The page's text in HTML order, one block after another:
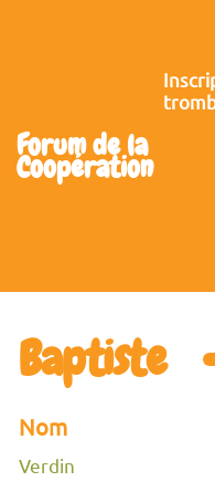
Forum de la
Coopération
Baptiste
Nom
Verdin